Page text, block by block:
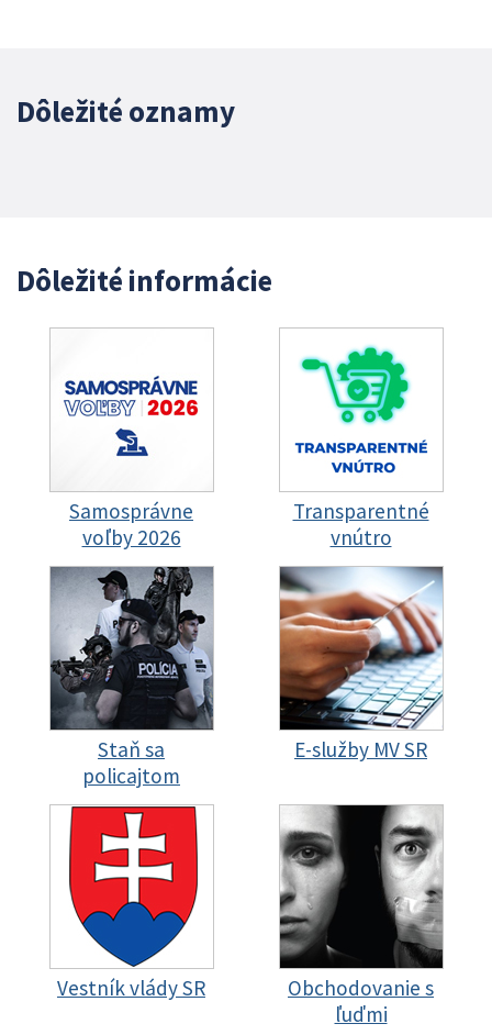
Dôležité oznamy
Dôležité informácie
Samosprávne
voľby 2026
Transparentné
vnútro
Staň sa
policajtom
E-služby MV SR
Vestník vlády SR
Obchodovanie s
ľuďmi